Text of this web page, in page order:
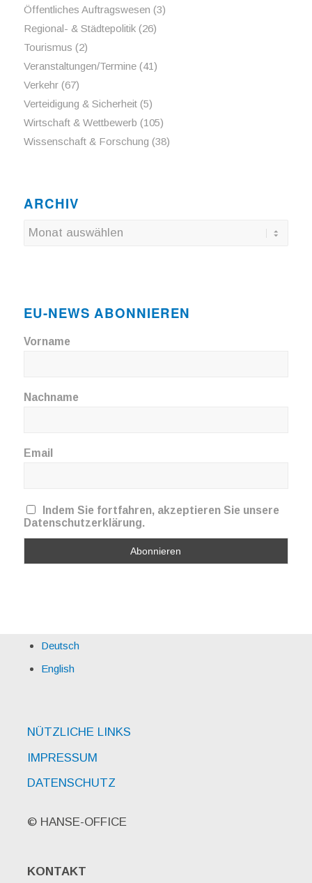
Öffentliches Auftragswesen (3)
Regional- & Städtepolitik(26)
Tourismus (2)
Veranstaltungen/Termine(41)
Verkehr(67)
Verteidigung & Sicherheit(5)
Wirtschaft & Wettbewerb (105)
Wissenschaft & Forschung (38)
ARCHIV
EU-NEWS ABONNIEREN
Vorname
Nachname
Email
Indem Sie fortfahren, akzeptieren Sie unsere
Datenschutzerklärung.
Deutsch
English
NÜTZLICHE LINKS
IMPRESSUM
DATENSCHUTZ
© HANSE-OFFICE
KONTAKT